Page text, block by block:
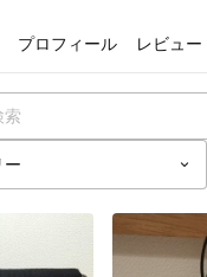
プロフィール レビュー